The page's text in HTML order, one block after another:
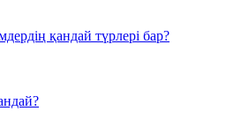
қандай түрлері бар?